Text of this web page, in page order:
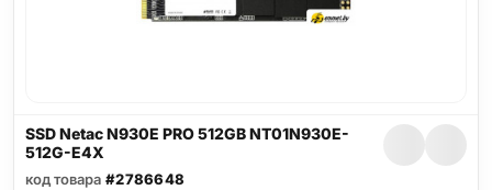
SSD Netac N930E PRO 512GB NT01N930E-
512G-E4X
код товара #2786648